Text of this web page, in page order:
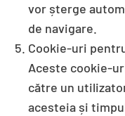
vor șterge
de navigare.
Cookie-uri
Aceste cookie-
către un
acesteia și